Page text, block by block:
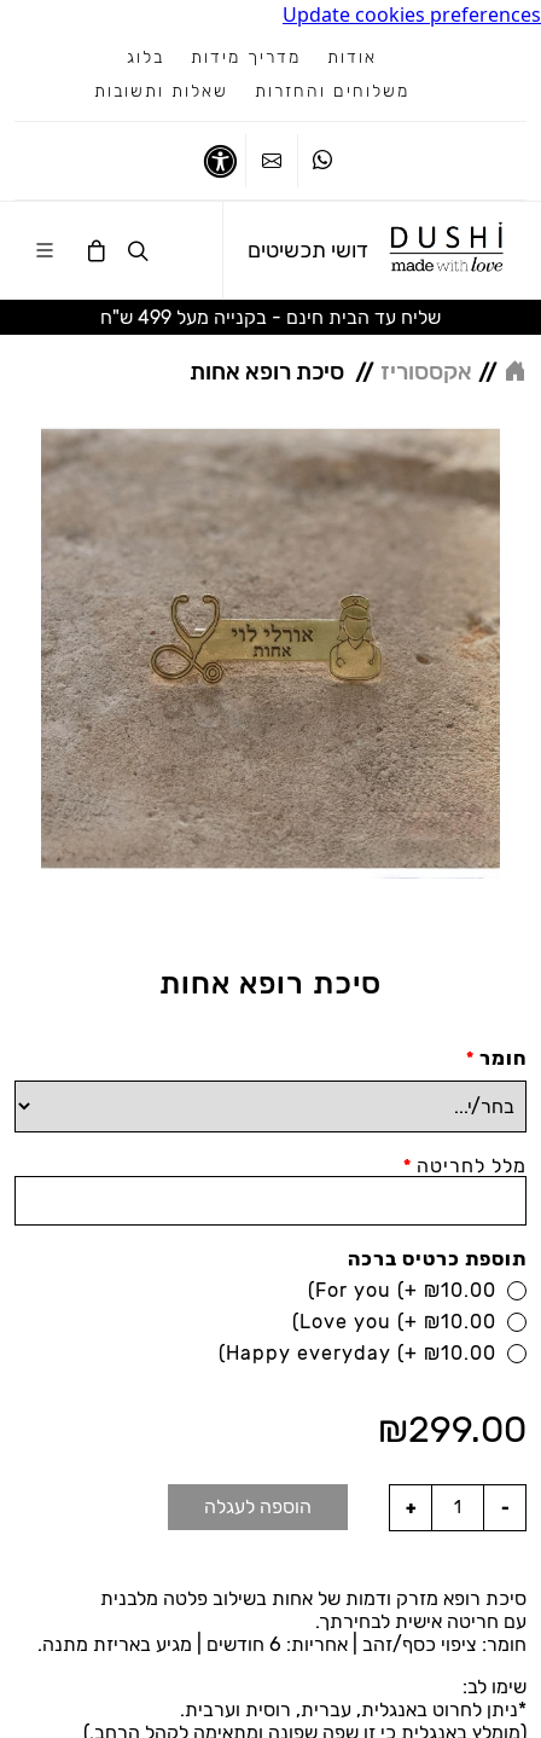
Update cookies preferences
אודות מדריך מידות
בלוג
משלוחים והחזרות
שאלות ותשובות
ווטסאפ צרו קשר
דושי תכשיטים
שליח עד הבית חינם - בקנייה מעל 499 ש"ח
// אקססוריז // סיכת רופא אחות
סיכת רופא אחות
חומר *
מלל לחריטה *
תוספת כרטיס ברכה
For you (+ ₪10.00)
Love you (+ ₪10.00)
Happy everyday (+ ₪10.00)
₪299.00
הוספה לעגלה
סיכת רופא מזרק ודמות של אחות בשילוב פלטה מלבנית
עם חריטה אישית לבחירתך.
חומר: ציפוי כסף/זהב | אחריות: 6 חודשים | מגיע באריזת מתנה.
שימו לב:
*ניתן לחרוט באנגלית, עברית, רוסית וערבית.
(מומלץ באנגלית כי זו שפה שפונה ומתאימה לקהל הרחב.)